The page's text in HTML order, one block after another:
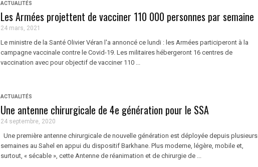
ACTUALITÉS
Les Armées projettent de vacciner 110 000 personnes par semaine
24 mars, 2021
Le ministre de la Santé Olivier Véran l'a annoncé ce lundi : les Armées participeront à la
campagne vaccinale contre le Covid-19. Les militaires hébergeront 16 centres de
vaccination avec pour objectif de vacciner 110 ...
ACTUALITÉS
Une antenne chirurgicale de 4e génération pour le SSA
24 septembre, 2020
Une première antenne chirurgicale de nouvelle génération est déployée depuis plusieurs
semaines au Sahel en appui du dispositif Barkhane. Plus moderne, légère, mobile et,
surtout, « sécable », cette Antenne de réanimation et de chirurgie de ...